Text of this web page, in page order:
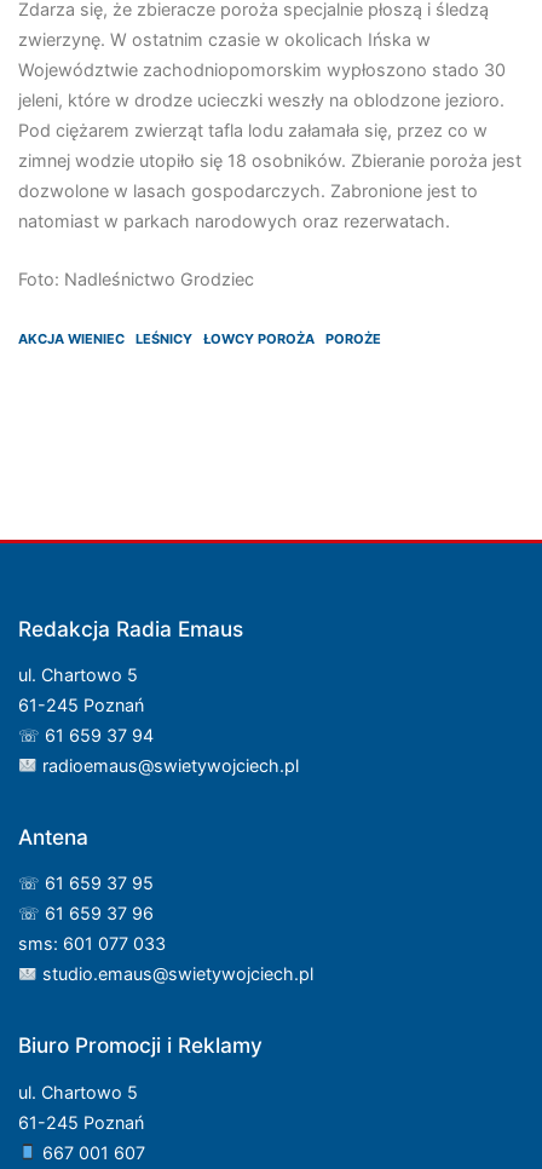
Zdarza się, że zbieracze poroża specjalnie płoszą i śledzą
zwierzynę. W ostatnim czasie w okolicach Ińska w
Województwie zachodniopomorskim wypłoszono stado 30
jeleni, które w drodze ucieczki weszły na oblodzone jezioro.
Pod ciężarem zwierząt tafla lodu załamała się, przez co w
zimnej wodzie utopiło się 18 osobników. Zbieranie poroża jest
dozwolone w lasach gospodarczych. Zabronione jest to
natomiast w parkach narodowych oraz rezerwatach.
Foto: Nadleśnictwo Grodziec
AKCJA WIENIEC LEŚNICY ŁOWCY POROŻA POROŻE
Redakcja Radia Emaus
ul. Chartowo 5
61-245 Poznań
☏ 61 659 37 94
radioemaus@swietywojciech.pl
Antena
☏ 61 659 37 95
☏ 61 659 37 96
sms: 601 077 033
studio.emaus@swietywojciech.pl
Biuro Promocji i Reklamy
ul. Chartowo 5
61-245 Poznań
667 001 607